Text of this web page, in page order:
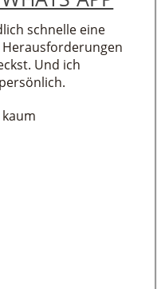
schnelle eine
Herausforderungen
Und ich